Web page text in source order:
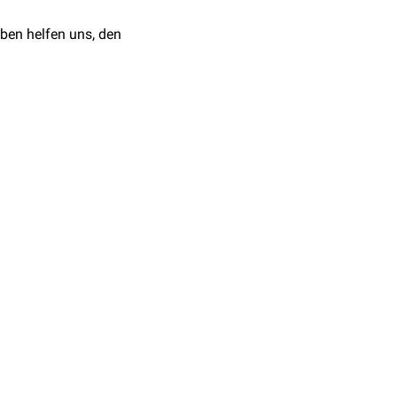
Elsevier. ISBN:
helfen uns, den